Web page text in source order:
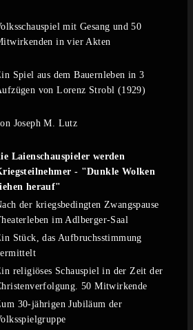
mit Gesang und 50
in vier Akten
Spiel aus dem Bauernleben in 3
von Lorenz Strobl (1929)
Joseph M. Lutz
Laienschauspieler werden
- "Dunkle Wolken
herauf"
der kriegsbedingten Zwangspause
im Adlberger-Saal
Stück, das Aufbruchsstimmung
religiöses Schauspiel in der Zeit der
50 Mitwirkende
30-jährigen Jubiläum der